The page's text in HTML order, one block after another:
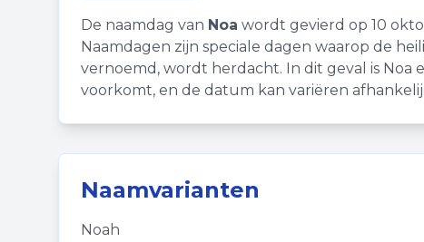
De naamdag van Noa wordt gevierd op 10
Naamdagen zijn speciale dagen waarop de
vernoemd, wordt herdacht. In dit geval is Noa
voorkomt, en de datum kan variëren
Naamvarianten
Noah